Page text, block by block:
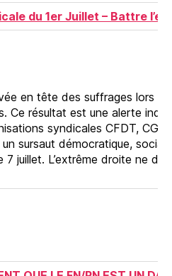
du 1er Juillet – Battre
en tête des suffrages lors
Ce résultat est une alerte
syndicales CFDT,
sursaut démocratique, social
7 juillet. L’extrême droite ne